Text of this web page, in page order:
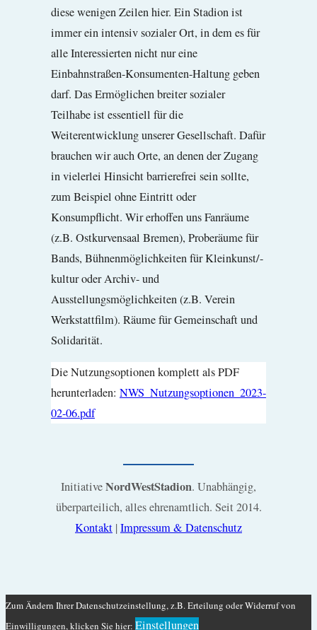
diese wenigen Zeilen hier. Ein Stadion ist
immer ein intensiv sozialer Ort, in dem es für
alle Interessierten nicht nur eine
Einbahnstraßen-Konsumenten-Haltung geben
darf. Das Ermöglichen breiter sozialer
Teilhabe ist essentiell für die
Weiterentwicklung unserer Gesellschaft. Dafür
brauchen wir auch Orte, an denen der Zugang
in vielerlei Hinsicht barrierefrei sein sollte,
zum Beispiel ohne Eintritt oder
Konsumpflicht. Wir erhoffen uns Fanräume
(z.B. Ostkurvensaal Bremen), Proberäume für
Bands, Bühnenmöglichkeiten für Kleinkunst/-
kultur oder Archiv- und
Ausstellungsmöglichkeiten (z.B. Verein
Werkstattfilm). Räume für Gemeinschaft und
Solidarität.
Die Nutzungsoptionen komplett als PDF
herunterladen: NWS_Nutzungsoptionen_2023-
02-06.pdf
InitiativeNordWestStadion. Unabhängig,
überparteilich, alles ehrenamtlich. Seit 2014.
Kontakt |Impressum & Datenschutz
Zum Ändern Ihrer Datenschutzeinstellung, z.B. Erteilung oder Widerruf von
Einwilligungen, klicken Sie hier: Einstellungen